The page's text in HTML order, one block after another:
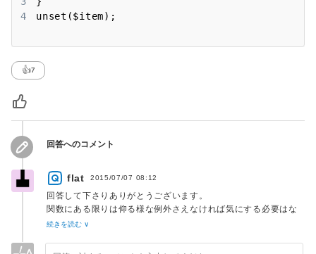
4
unset($item);
👍7
回答へのコメント
flat 2015/07/07 08:12
回答して下さりありがとうございます。
関数にある限りは仰る様な例外さえなければ気にする必要はな
いのですね。
続きを読む ∨